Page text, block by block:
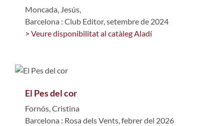
Moncada, Jesús,
Barcelona : Club Editor, setembre de 2024
> Veure disponibilitat al catàleg Aladí
El Pes del cor
Fornós, Cristina
Barcelona : Rosa dels Vents, febrer del 2026